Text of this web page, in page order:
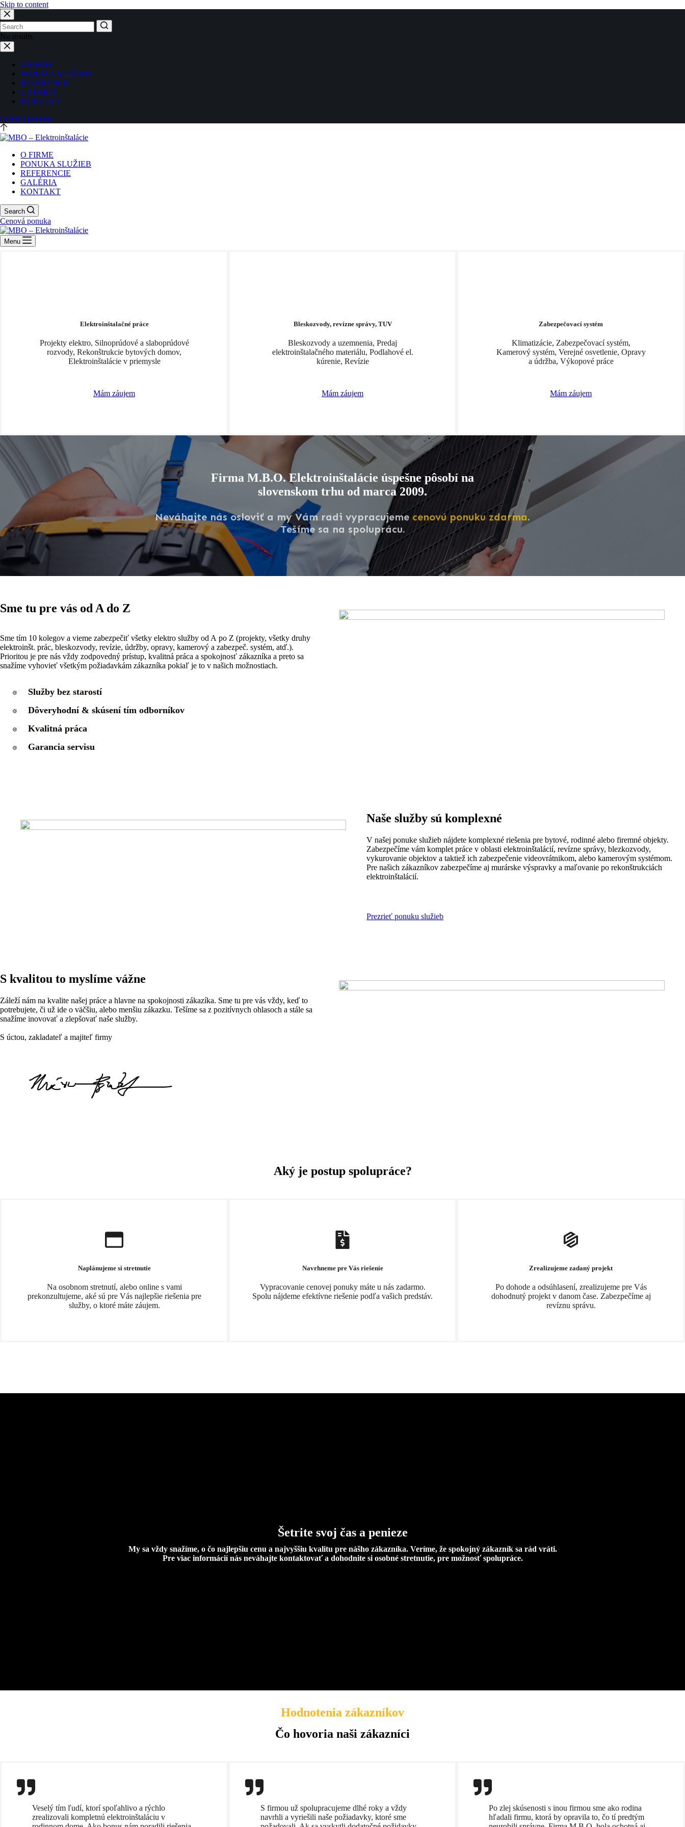
Skip to content
No results
O FIRME
PONUKA SLUŽIEB
REFERENCIE
GALÉRIA
KONTAKT
Cenová ponuka
O FIRME
PONUKA SLUŽIEB
REFERENCIE
GALÉRIA
KONTAKT
Search
Cenová ponuka
Menu
Elektroinštalačné práce
Projekty elektro, Silnoprúdové a slaboprúdové
rozvody, Rekonštrukcie bytových domov,
Elektroinštalácie v priemysle
Mám záujem
Bleskozvody, revízne správy, TUV
Bleskozvody a uzemnenia, Predaj
elektroinštalačného materiálu, Podlahové el.
kúrenie, Revízie
Mám záujem
Zabezpečovací systém
Klimatizácie, Zabezpečovací systém,
Kamerový systém, Verejné osvetlenie, Opravy
a údržba, Výkopové práce
Mám záujem
Firma M.B.O. Elektroinštalácie úspešne pôsobí na
slovenskom trhu od marca 2009.
Neváhajte nás osloviť a my Vám radi vypracujeme cenovú ponuku zdarma.
Tešíme sa na spoluprácu.
Sme tu pre vás od A do Z
Sme tím 10 kolegov a vieme zabezpečiť všetky elektro služby od A po Z (projekty, všetky druhy
elektroinšt. prác, bleskozvody, revízie, údržby, opravy, kamerový a zabezpeč. systém, atď.).
Prioritou je pre nás vždy zodpovedný prístup, kvalitná práca a spokojnosť zákazníka a preto sa
snažíme vyhovieť všetkým požiadavkám zákazníka pokiaľ je to v našich možnostiach.
Služby bez starostí
Dôveryhodní & skúsení tím odborníkov
Kvalitná práca
Garancia servisu
Naše služby sú komplexné
V našej ponuke služieb nájdete komplexné riešenia pre bytové, rodinné alebo firemné objekty.
Zabezpečíme vám komplet práce v oblasti elektroinštalácií, revízne správy, blezkozvody,
vykurovanie objektov a taktiež ich zabezpečenie videovrátnikom, alebo kamerovým systémom.
Pre našich zákazníkov zabezpečíme aj murárske výspravky a maľovanie po rekonštrukciách
elektroinštalácií.
Prezrieť ponuku služieb
S kvalitou to myslíme vážne
Záleží nám na kvalite našej práce a hlavne na spokojnosti zákazíka. Sme tu pre vás vždy, keď to
potrebujete, či už ide o väčšiu, alebo menšiu zákazku. Tešíme sa z pozitívnych ohlasoch a stále sa
snažíme inovovať a zlepšovať naše služby.
S úctou, zakladateľ a majiteľ firmy
Aký je postup spolupráce?
Naplánujeme si stretnutie
Na osobnom stretnutí, alebo online s vami
prekonzultujeme, aké sú pre Vás najlepšie riešenia pre
služby, o ktoré máte záujem.
Navrhneme pre Vás riešenie
Vypracovanie cenovej ponuky máte u nás zadarmo.
Spolu nájdeme efektívne riešenie podľa vašich predstáv.
Zrealizujeme zadaný projekt
Po dohode a odsúhlasení, zrealizujeme pre Vás
dohodnutý projekt v danom čase. Zabezpečíme aj
revíznu správu.
Šetrite svoj čas a penieze
My sa vždy snažíme, o čo najlepšiu cenu a najvyššiu kvalitu pre nášho zákazníka. Veríme, že spokojný zákazník sa rád vráti.
Pre viac informácií nás neváhajte kontaktovať a dohodnite si osobné stretnutie, pre možnosť spolupráce.
Hodnotenia zákazníkov
Čo hovoria naši zákazníci
Veselý tím ľudí, ktorí spoľahlivo a rýchlo
zrealizovali kompletnú elektroinštaláciu v
S firmou už spolupracujeme dlhé roky a vždy
navrhli a vyriešili naše požiadavky, ktoré sme
Po zlej skúsenosti s inou firmou sme ako rodina
hľadali firmu, ktorá by opravila to, čo tí predtým